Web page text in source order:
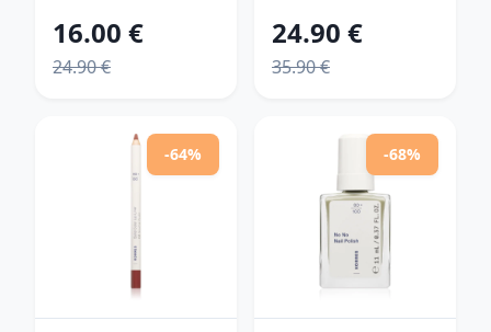
Cream
Cleanser
čistiaca pena s
probiotikami
16.00 €
24.90 €
krém proti
príznakom
mužov 50 ml
24.90 €
35.90 €
-64% -68%